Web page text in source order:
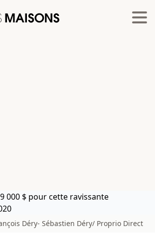
Déry- Sébastien Déry/ Proprio Direct